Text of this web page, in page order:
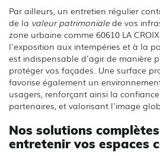
Par ailleurs, un entretien régulier
de la valeur patrimonialede vos
zone urbaine comme 60610 LA
l'exposition aux intempéries et à la
est indispensable d'agir de manière
protéger vos façades. Une surface
favorise également un
usagers, renforçant ainsi la
partenaires, et valorisant l'image
Nos solutions
entretenir vos espaces